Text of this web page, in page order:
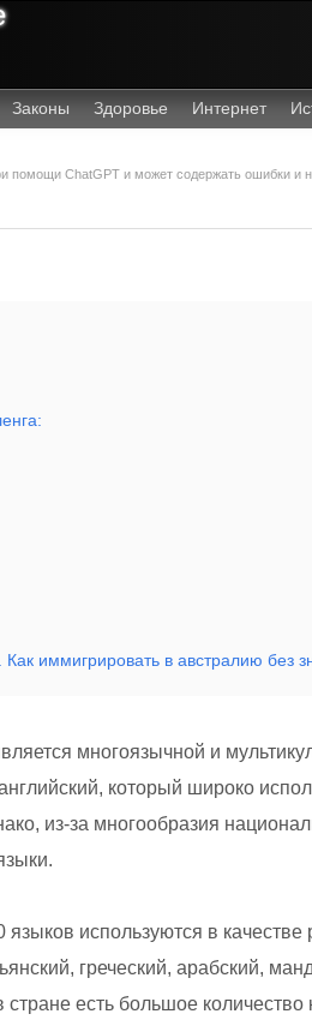
Законы Здоровье Интернет
помощи ChatGPT и может содержать ошибки и
иммигрировать в австралию без
многоязычной и
который широко
из-за многообразия
используются в
греческий, арабский,
стране есть большое